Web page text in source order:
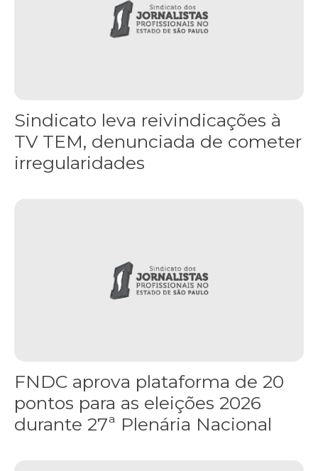
Sindicato leva reivindicações à
TV TEM, denunciada de cometer
irregularidades
FNDC aprova plataforma de 20
pontos para as eleições 2026
durante 27ª Plenária Nacional